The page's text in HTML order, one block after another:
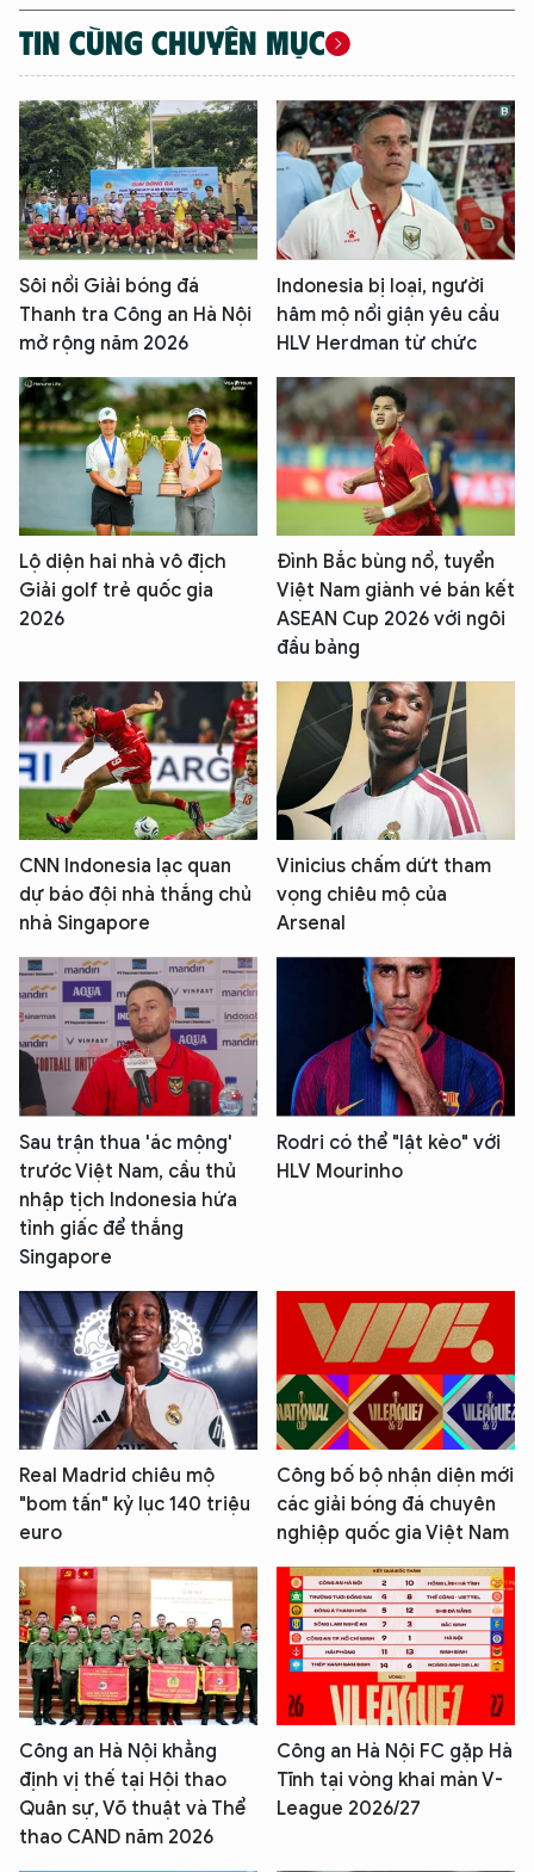
TIN CÙNG CHUYÊN MỤC
Sôi nổi Giải bóng đá
Thanh tra Công an Hà Nội
mở rộng năm 2026
Indonesia bị loại, người
hâm mộ nổi giận yêu cầu
HLV Herdman từ chức
Lộ diện hai nhà vô địch
Giải golf trẻ quốc gia
2026
Đình Bắc bùng nổ, tuyển
Việt Nam giành vé bán kết
ASEAN Cup 2026 với ngôi
đầu bảng
CNN Indonesia lạc quan
dự báo đội nhà thắng chủ
nhà Singapore
Vinicius chấm dứt tham
vọng chiêu mộ của
Arsenal
Sau trận thua 'ác mộng'
trước Việt Nam, cầu thủ
nhập tịch Indonesia hứa
tỉnh giấc để thắng
Singapore
Rodri có thể "lật kèo" với
HLV Mourinho
Real Madrid chiêu mộ
"bom tấn" kỷ lục 140 triệu
euro
Công bố bộ nhận diện mới
các giải bóng đá chuyên
nghiệp quốc gia Việt Nam
Công an Hà Nội khẳng
định vị thế tại Hội thao
Quân sự, Võ thuật và Thể
thao CAND năm 2026
Công an Hà Nội FC gặp Hà
Tĩnh tại vòng khai màn V-
League 2026/27